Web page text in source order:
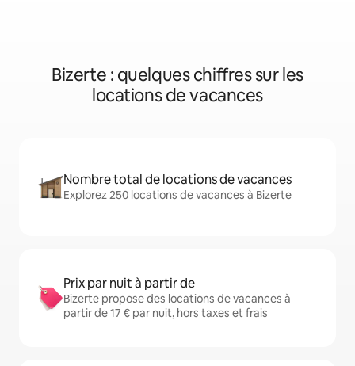
Bizerte : quelques chiffres sur les
locations de vacances
Nombre total de locations de vacances
Explorez 250 locations de vacances à Bizerte
Prix par nuit à partir de
Bizerte propose des locations de vacances à
partir de 17 € par nuit, hors taxes et frais